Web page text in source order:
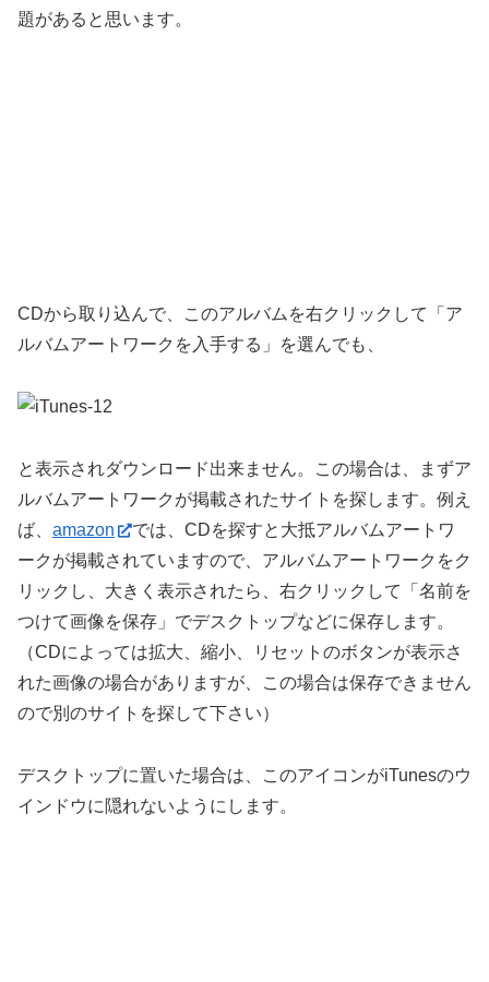
題があると思います。
CDから取り込んで、このアルバムを右クリックして「ア
ルバムアートワークを入手する」を選んでも、
と表示されダウンロード出来ません。この場合は、まずア
ルバムアートワークが掲載されたサイトを探します。例え
ば、 amazon
では、CDを探すと大抵アルバムアートワ
ークが掲載されていますので、アルバムアートワークをク
リックし、大きく表示されたら、右クリックして「名前を
つけて画像を保存」でデスクトップなどに保存します。
（CDによっては拡大、縮小、リセットのボタンが表示さ
れた画像の場合がありますが、この場合は保存できません
ので別のサイトを探して下さい）
デスクトップに置いた場合は、このアイコンがiTunesのウ
インドウに隠れないようにします。